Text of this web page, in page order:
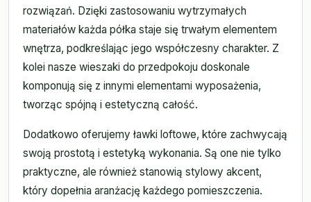
rozwiązań. Dzięki zastosowaniu wytrzymałych
materiałów każda półka staje się trwałym elementem
wnętrza, podkreślając jego współczesny charakter. Z
kolei nasze wieszaki do przedpokoju doskonale
komponują się z innymi elementami wyposażenia,
tworząc spójną i estetyczną całość.
Dodatkowo oferujemy ławki loftowe, które zachwycają
swoją prostotą i estetyką wykonania. Są one nie tylko
praktyczne, ale również stanowią stylowy akcent,
który dopełnia aranżację każdego pomieszczenia.